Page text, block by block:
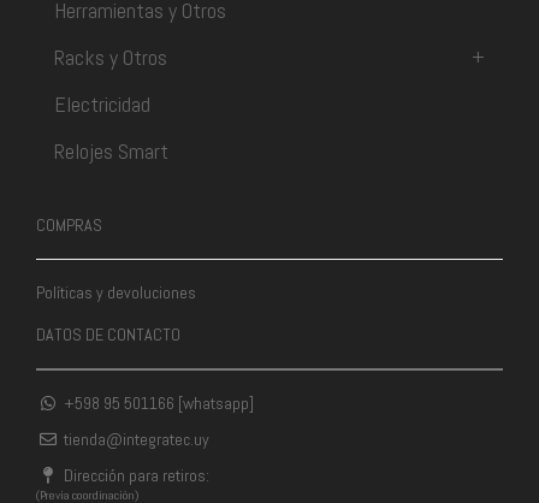
Herramientas y Otros
Racks y Otros
+
Electricidad
Relojes Smart
COMPRAS
Políticas y devoluciones
DATOS DE CONTACTO
+598 95 501166 [whatsapp]
tienda@integratec.uy
Dirección para retiros:
(Previa coordinación)